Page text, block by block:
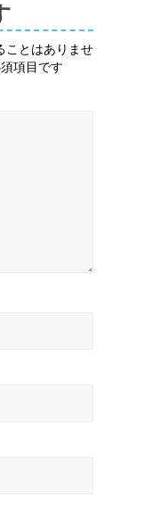
ことはありませ
項目です